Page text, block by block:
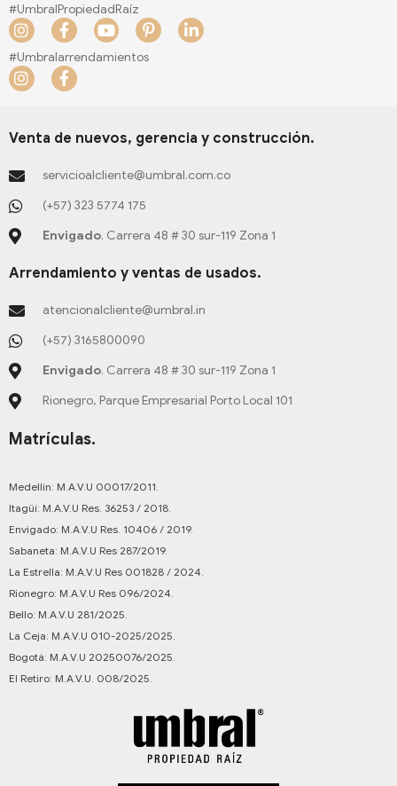
#UmbralPropiedadRaíz
I
n
s
t
a
a
F
a
c
e
b
k
f
Y
o
u
P
i
n
s
-
p
L
i
n
i
n
#Umbralarrendamientos
I
n
a
r
a
m
F
a
b
o
k
-
f
Venta de nuevos, gerencia y construcción.
servicioalcliente@umbral.com.co
(+57) 323 5774 175
Envigado. Carrera 48 # 30 sur-119 Zona 1
Arrendamiento y ventas de usados.
atencionalcliente@umbral.in
(+57) 3165800090
Envigado. Carrera 48 # 30 sur-119 Zona 1
Rionegro, Parque Empresarial Porto Local 101
Matrículas.
Medellín: M.A.V.U 00017/2011.
Itagüí: M.A.V.U Res. 36253 / 2018.
Envigado: M.A.V.U Res. 10406 / 2019.
Sabaneta: M.A.V.U Res 287/2019.
La Estrella: M.A.V.U Res 001828 / 2024.
Rionegro: M.A.V.U Res 096/2024.
Bello: M.A.V.U 281/2025.
La Ceja: M.A.V.U 010-2025/2025.
Bogotá: M.A.V.U 20250076/2025.
El Retiro: M.A.V.U. 008/2025.